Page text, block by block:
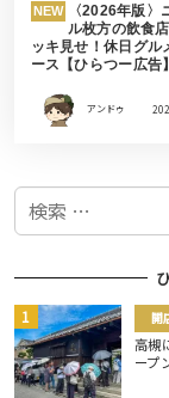
NEW
〈2026年版〉
ル枚方の飲食
ッキ見せ！休日グル
ース【ひらつー広告】
アンドゥ
検
開
高槻
ープ